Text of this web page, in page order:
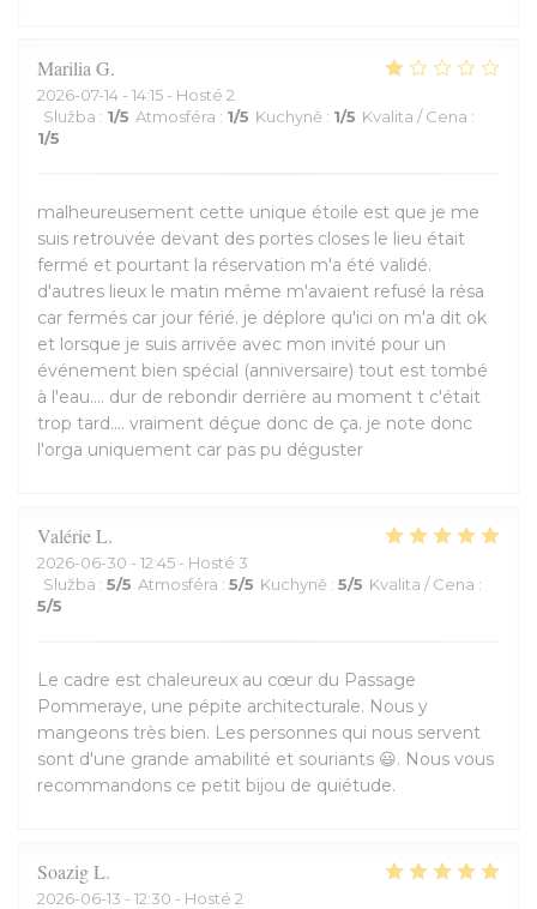
Marilia G
2026-07-14 - 14:15 - Hosté 2
Služba : 1/5 Atmosféra : 1/5 Kuchyně : 1/5 Kvalita / Cena :
1/5
malheureusement cette unique étoile est que je me
suis retrouvée devant des portes closes le lieu était
fermé et pourtant la réservation m'a été validé.
d'autres lieux le matin même m'avaient refusé la résa
car fermés car jour férié. je déplore qu'ici on m'a dit ok
et lorsque je suis arrivée avec mon invité pour un
événement bien spécial (anniversaire) tout est tombé
à l'eau.... dur de rebondir derrière au moment t c'était
trop tard.... vraiment déçue donc de ça. je note donc
l'orga uniquement car pas pu déguster
ValérieL
2026-06-30 - 12:45 - Hosté 3
Služba : 5/5 Atmosféra : 5/5 Kuchyně : 5/5 Kvalita / Cena :
5/5
Le cadre est chaleureux au cœur du Passage
Pommeraye, une pépite architecturale. Nous y
mangeons très bien. Les personnes qui nous servent
sont d'une grande amabilité et souriants 😃. Nous vous
recommandons ce petit bijou de quiétude.
SoazigL
2026-06-13 - 12:30 - Hosté 2